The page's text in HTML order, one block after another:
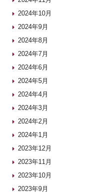
2024年10月
2024年9月
2024年8月
2024年7月
2024年6月
2024年5月
2024年4月
2024年3月
2024年2月
2024年1月
2023年12月
2023年11月
2023年10月
2023年9月